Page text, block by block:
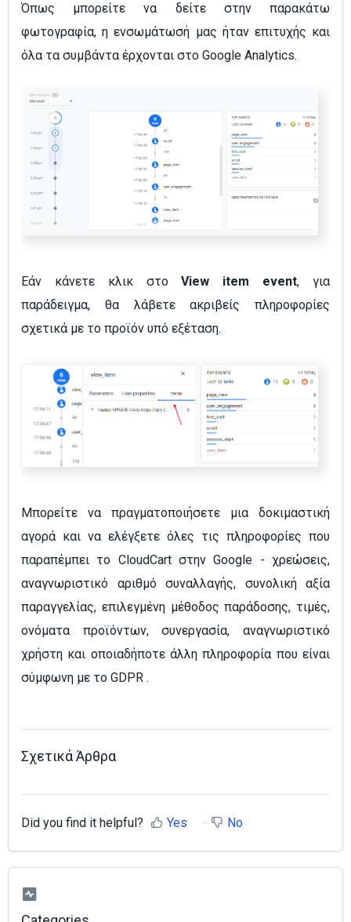
Όπως μπορείτε να δείτε στην παρακάτω
φωτογραφία, η ενσωμάτωσή μας ήταν επιτυχής και
όλα τα συμβάντα έρχονται στο Google Analytics.
Εάν κάνετε κλικ στοView item event, για
παράδειγμα, θα λάβετε ακριβείς πληροφορίες
σχετικά με το προϊόν υπό εξέταση.
Μπορείτε να πραγματοποιήσετε μια δοκιμαστική
αγορά και να ελέγξετε όλες τις πληροφορίες που
παραπέμπει το CloudCart στην Google - χρεώσεις,
αναγνωριστικό αριθμό συναλλαγής, συνολική αξία
παραγγελίας, επιλεγμένη μέθοδος παράδοσης, τιμές,
ονόματα προϊόντων, συνεργασία, αναγνωριστικό
χρήστη και οποιαδήποτε άλλη πληροφορία που είναι
σύμφωνη με το GDPR .
Σχετικά Άρθρα
Did you find it helpful? Yes No